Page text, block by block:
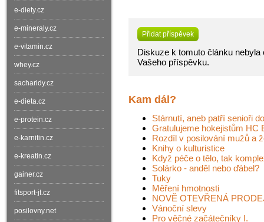
Přidat příspěvek
Diskuze k tomuto článku
Vašeho příspěvku.
Kam dál?
Stárnutí, aneb patří senioři
Gratulujeme hokejistům HC
Rozdíl v posilování mužů a
Knihy o kulturistice
Když péče o tělo, tak
Solárko - anděl nebo ďábel?
Tuky
Měření hmotnosti
NOVĚ OTEVŘENÁ
Vánoční slevy
Pro věčné začátečníky I.
e-diety.cz
e-mineraly.cz
e-vitamin.cz
whey.cz
sacharidy.cz
e-dieta.cz
e-protein.cz
e-karnitin.cz
e-kreatin.cz
gainer.cz
fitsport-jt.cz
posilovny.net